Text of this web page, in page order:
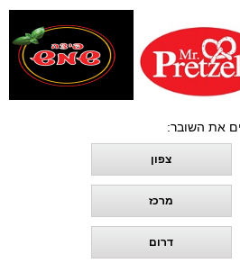
את השובר:
צפון
מרכז
דרום